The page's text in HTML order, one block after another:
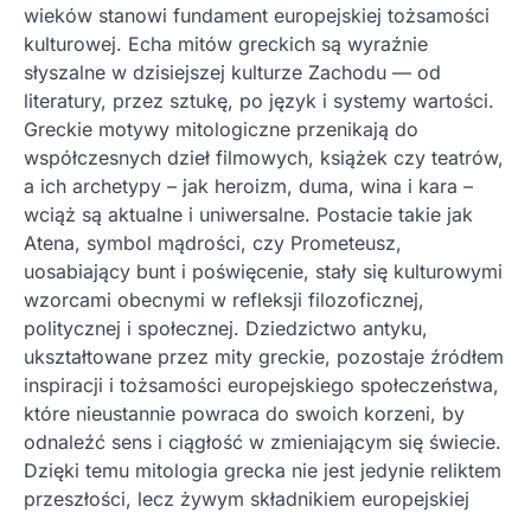
wieków stanowi fundament europejskiej tożsamości
kulturowej. Echa mitów greckich są wyraźnie
słyszalne w dzisiejszej kulturze Zachodu — od
literatury, przez sztukę, po język i systemy wartości.
Greckie motywy mitologiczne przenikają do
współczesnych dzieł filmowych, książek czy teatrów,
a ich archetypy – jak heroizm, duma, wina i kara –
wciąż są aktualne i uniwersalne. Postacie takie jak
Atena, symbol mądrości, czy Prometeusz,
uosabiający bunt i poświęcenie, stały się kulturowymi
wzorcami obecnymi w refleksji filozoficznej,
politycznej i społecznej. Dziedzictwo antyku,
ukształtowane przez mity greckie, pozostaje źródłem
inspiracji i tożsamości europejskiego społeczeństwa,
które nieustannie powraca do swoich korzeni, by
odnaleźć sens i ciągłość w zmieniającym się świecie.
Dzięki temu mitologia grecka nie jest jedynie reliktem
przeszłości, lecz żywym składnikiem europejskiej